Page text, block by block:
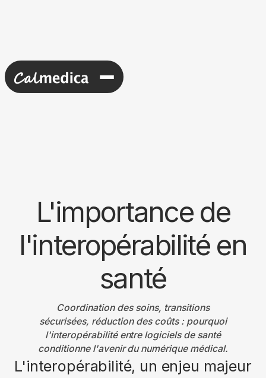
L'importance de
l'interopérabilité en
santé
Coordination des soins, transitions
sécurisées, réduction des coûts : pourquoi
l'interopérabilité entre logiciels de santé
conditionne l'avenir du numérique médical.
L'interopérabilité, un enjeu majeur